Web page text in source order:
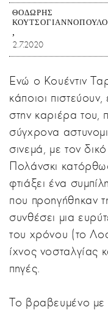
ΘΟΔΩΡΉΣ
2.7.2020
Ενώ ο Κουέντιν
κάποιοι
στην καριέρα του,
σύγχρονα
σινεμά, με τον
Πολάνσκι
φτιάξει ένα
που προηγήθηκαν
συνθέσει μια
του χρόνου (το
ίχνος νοσταλγίας
πηγές.
Το βραβευμένο